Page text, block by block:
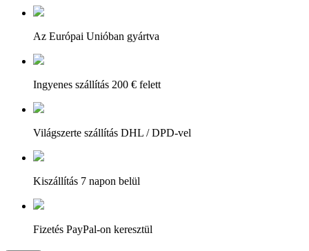
Az Európai Unióban gyártva
Ingyenes szállítás 200 € felett
Világszerte szállítás DHL / DPD-vel
Kiszállítás 7 napon belül
Fizetés PayPal-on keresztül